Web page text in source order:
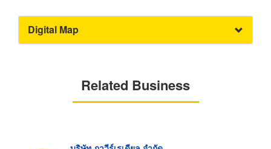
Digital Map
Related Business